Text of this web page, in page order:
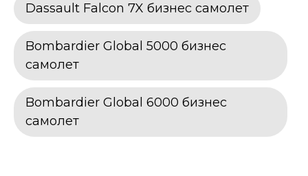
Dassault Falcon 7X бизнес самолет
Bombardier Global 5000 бизнес
самолет
Bombardier Global 6000 бизнес
самолет